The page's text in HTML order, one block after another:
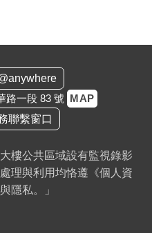
路一段 83 號 MAP
聯繫窗口
樓公共區域設有監視錄影
理與利用均恪遵《個人資
隱私。」